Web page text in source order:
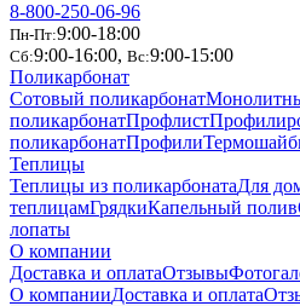
8-800-250-06-96
Пн-Пт:9:00-18:00
Сб:9:00-16:00, Вс:9:00-15:00
Поликарбонат
Сотовый поликарбонат
поликарбонатПрофлист
поликарбонатПрофили
Теплицы
Теплицы из поликарбонатаДля
теплицамГрядкиКапельный полив
лопаты
О компании
Доставка и оплатаОтзывы
О компанииДоставка и оплата